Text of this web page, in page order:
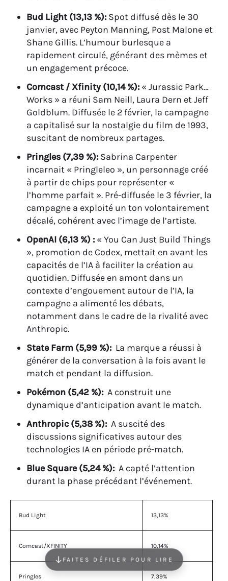
FAITES DÉFILER POUR LIRE
Bud Light (13,13 %):Spot diffusé dès le 30
janvier, avec Peyton Manning, Post Malone et
Shane Gillis. L’humour burlesque a
rapidement circulé, générant des mèmes et
un engagement précoce.
Comcast / Xfinity (10,14 %):« Jurassic Park…
Works » a réuni Sam Neill, Laura Dern et Jeff
Goldblum. Diffusée le 2 février, la campagne
a capitalisé sur la nostalgie du film de 1993,
suscitant de nombreux partages.
Pringles (7,39 %):Sabrina Carpenter
incarnait « Pringleleo », un personnage créé
à partir de chips pour représenter «
l’homme parfait ». Pré-diffusée le 3 février, la
campagne a exploité un ton volontairement
décalé, cohérent avec l’image de l’artiste.
OpenAI (6,13 %) :« You Can Just Build Things
», promotion de Codex, mettait en avant les
capacités de l’IA à faciliter la création au
quotidien. Diffusée en amont dans un
contexte d’engouement autour de l’IA, la
campagne a alimenté les débats,
notamment dans le cadre de la rivalité avec
Anthropic.
State Farm (5,99 %): La marque a réussi à
générer de la conversation à la fois avant le
match et pendant la diffusion.
Pokémon (5,42 %): A construit une
dynamique d’anticipation avant le match.
Anthropic (5,38 %): A suscité des
discussions significatives autour des
technologies IA en période pré-match.
Blue Square (5,24 %): A capté l’attention
durant la phase précédant l’événement.
Bud Light 13,13%
Comcast/XFINITY 10,14%
Pringles 7,39%